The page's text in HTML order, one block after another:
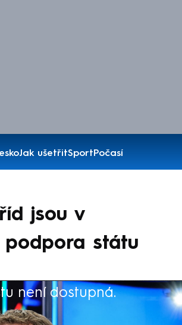
Jak ušetřitSportPočasí
jsou v
podpora státu
není dostupná.